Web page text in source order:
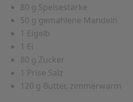
80 g Speisestärke
50 g gemahlene Mandeln
1 Eigelb
1 Ei
80 g Zucker
1 Prise Salz
120 g Butter, zimmerwarm